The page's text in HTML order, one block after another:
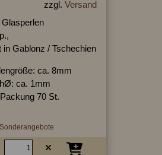
zzgl. Versand
in Gablonz / Tschechien
ca. 8mm
ca. 1mm
70 St.
Sonderangebote